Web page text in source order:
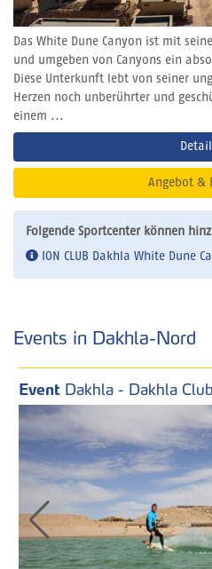
Das White Dune Canyon ist mit
und umgeben von Canyons ein
Diese Unterkunft lebt von seiner
Herzen noch unberührter und
einem ...
Angebot &
Folgende Sportcenter können
ION CLUB Dakhla White Dune
Events in Dakhla-Nord
Event Dakhla - Dakhla